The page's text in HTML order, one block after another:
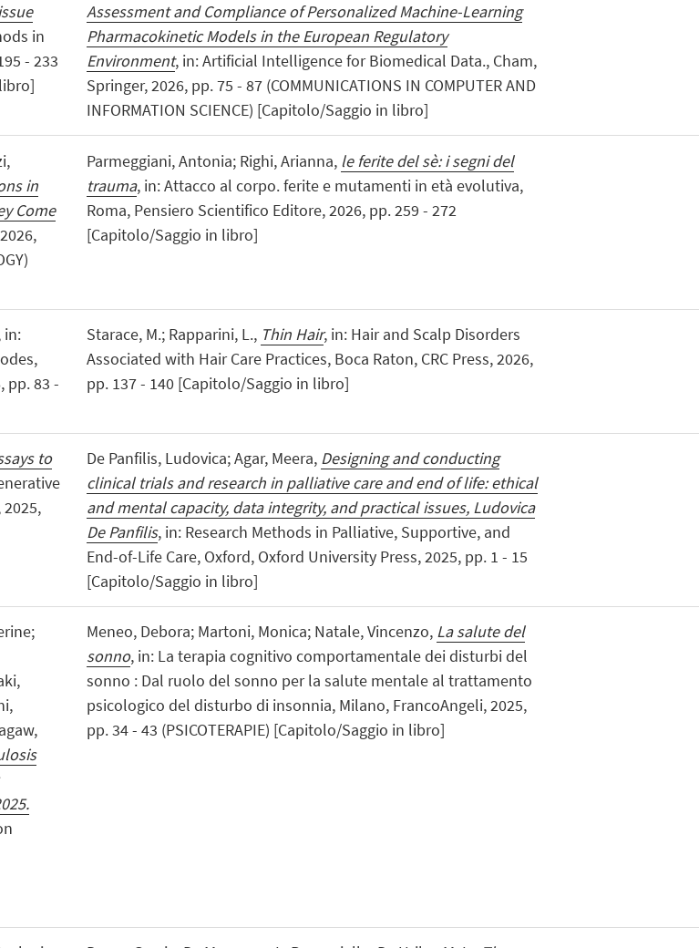
in
- 233
Assessment and Compliance of Personalized Machine-Learning
Pharmacokinetic Models in the European Regulatory
Environment, in: Artificial Intelligence for Biomedical Data., Cham,
Springer, 2026, pp. 75 - 87 (COMMUNICATIONS IN COMPUTER AND
INFORMATION SCIENCE) [Capitolo/Saggio in libro]
in
Come
Parmeggiani, Antonia; Righi, Arianna, le ferite del sè: i segni del
trauma, in: Attacco al corpo. ferite e mutamenti in età evolutiva,
Roma, Pensiero Scientifico Editore, 2026, pp. 259 - 272
[Capitolo/Saggio in libro]
in:
pp. 83 -
Starace, M.; Rapparini, L., Thin Hair, in: Hair and Scalp Disorders
Associated with Hair Care Practices, Boca Raton, CRC Press, 2026,
pp. 137 - 140 [Capitolo/Saggio in libro]
to
De Panfilis, Ludovica; Agar, Meera, Designing and conducting
clinical trials and research in palliative care and end of life: ethical
and mental capacity, data integrity, and practical issues, Ludovica
De Panfilis, in: Research Methods in Palliative, Supportive, and
End-of-Life Care, Oxford, Oxford University Press, 2025, pp. 1 - 15
[Capitolo/Saggio in libro]
Meneo, Debora; Martoni, Monica; Natale, Vincenzo, La salute del
sonno, in: La terapia cognitivo comportamentale dei disturbi del
sonno : Dal ruolo del sonno per la salute mentale al trattamento
psicologico del disturbo di insonnia, Milano, FrancoAngeli, 2025,
pp. 34 - 43 (PSICOTERAPIE) [Capitolo/Saggio in libro]